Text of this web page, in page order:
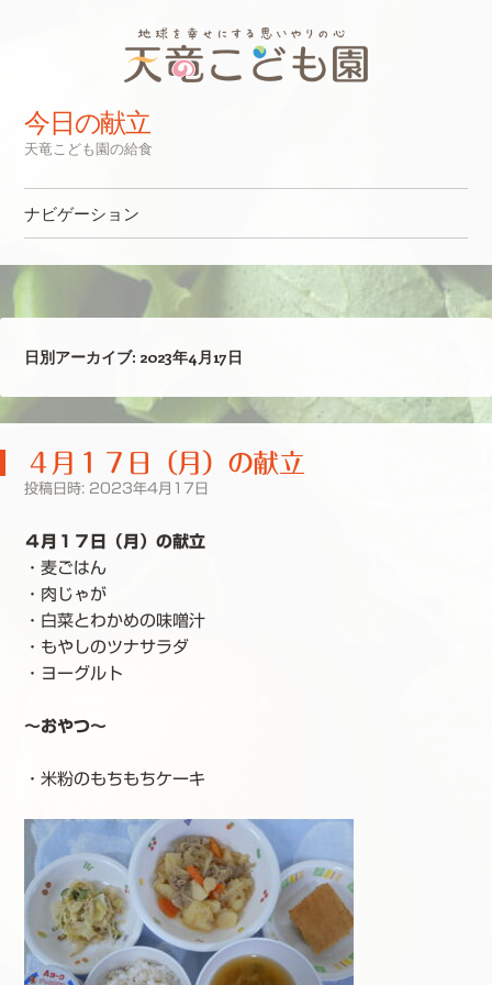
今日の献立
天竜こども園の給食
ナビゲーション
日別アーカイブ: 2023年4月17日
４月１７日（月）の献立
投稿日時: 2023年4月17日
４月１７日（月）の献立
・麦ごはん
・肉じゃが
・白菜とわかめの味噌汁
・もやしのツナサラダ
・ヨーグルト
～おやつ～
・米粉のもちもちケーキ